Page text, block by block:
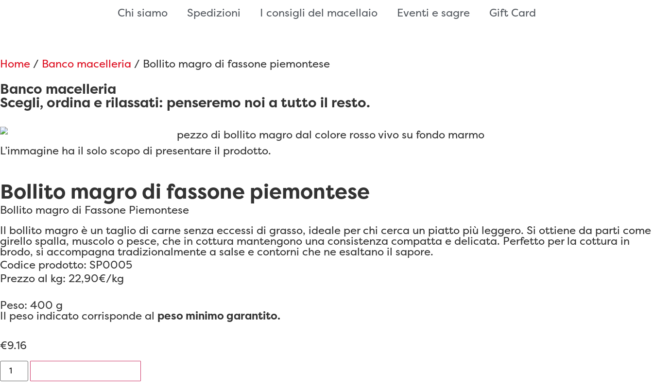
Chi siamo Spedizioni I consigli del macellaio Eventi e sagre Gift Card
Home / Banco macelleria / Bollito magro di fassone piemontese
Banco macelleria
Scegli, ordina e rilassati: penseremo noi a tutto il resto.
L’immagine ha il solo scopo di presentare il prodotto.
Bollito magro di fassone piemontese
Bollito magro di Fassone Piemontese
Il bollito magro è un taglio di carne senza eccessi di grasso, ideale per chi cerca un piatto più leggero. Si ottiene da parti come
girello spalla, muscolo o pesce, che in cottura mantengono una consistenza compatta e delicata. Perfetto per la cottura in
brodo, si accompagna tradizionalmente a salse e contorni che ne esaltano il sapore.
Codice prodotto: SP0005
Prezzo al kg: 22,90€/kg
Peso: 400 g
Il peso indicato corrisponde al peso minimo garantito.
€9.16